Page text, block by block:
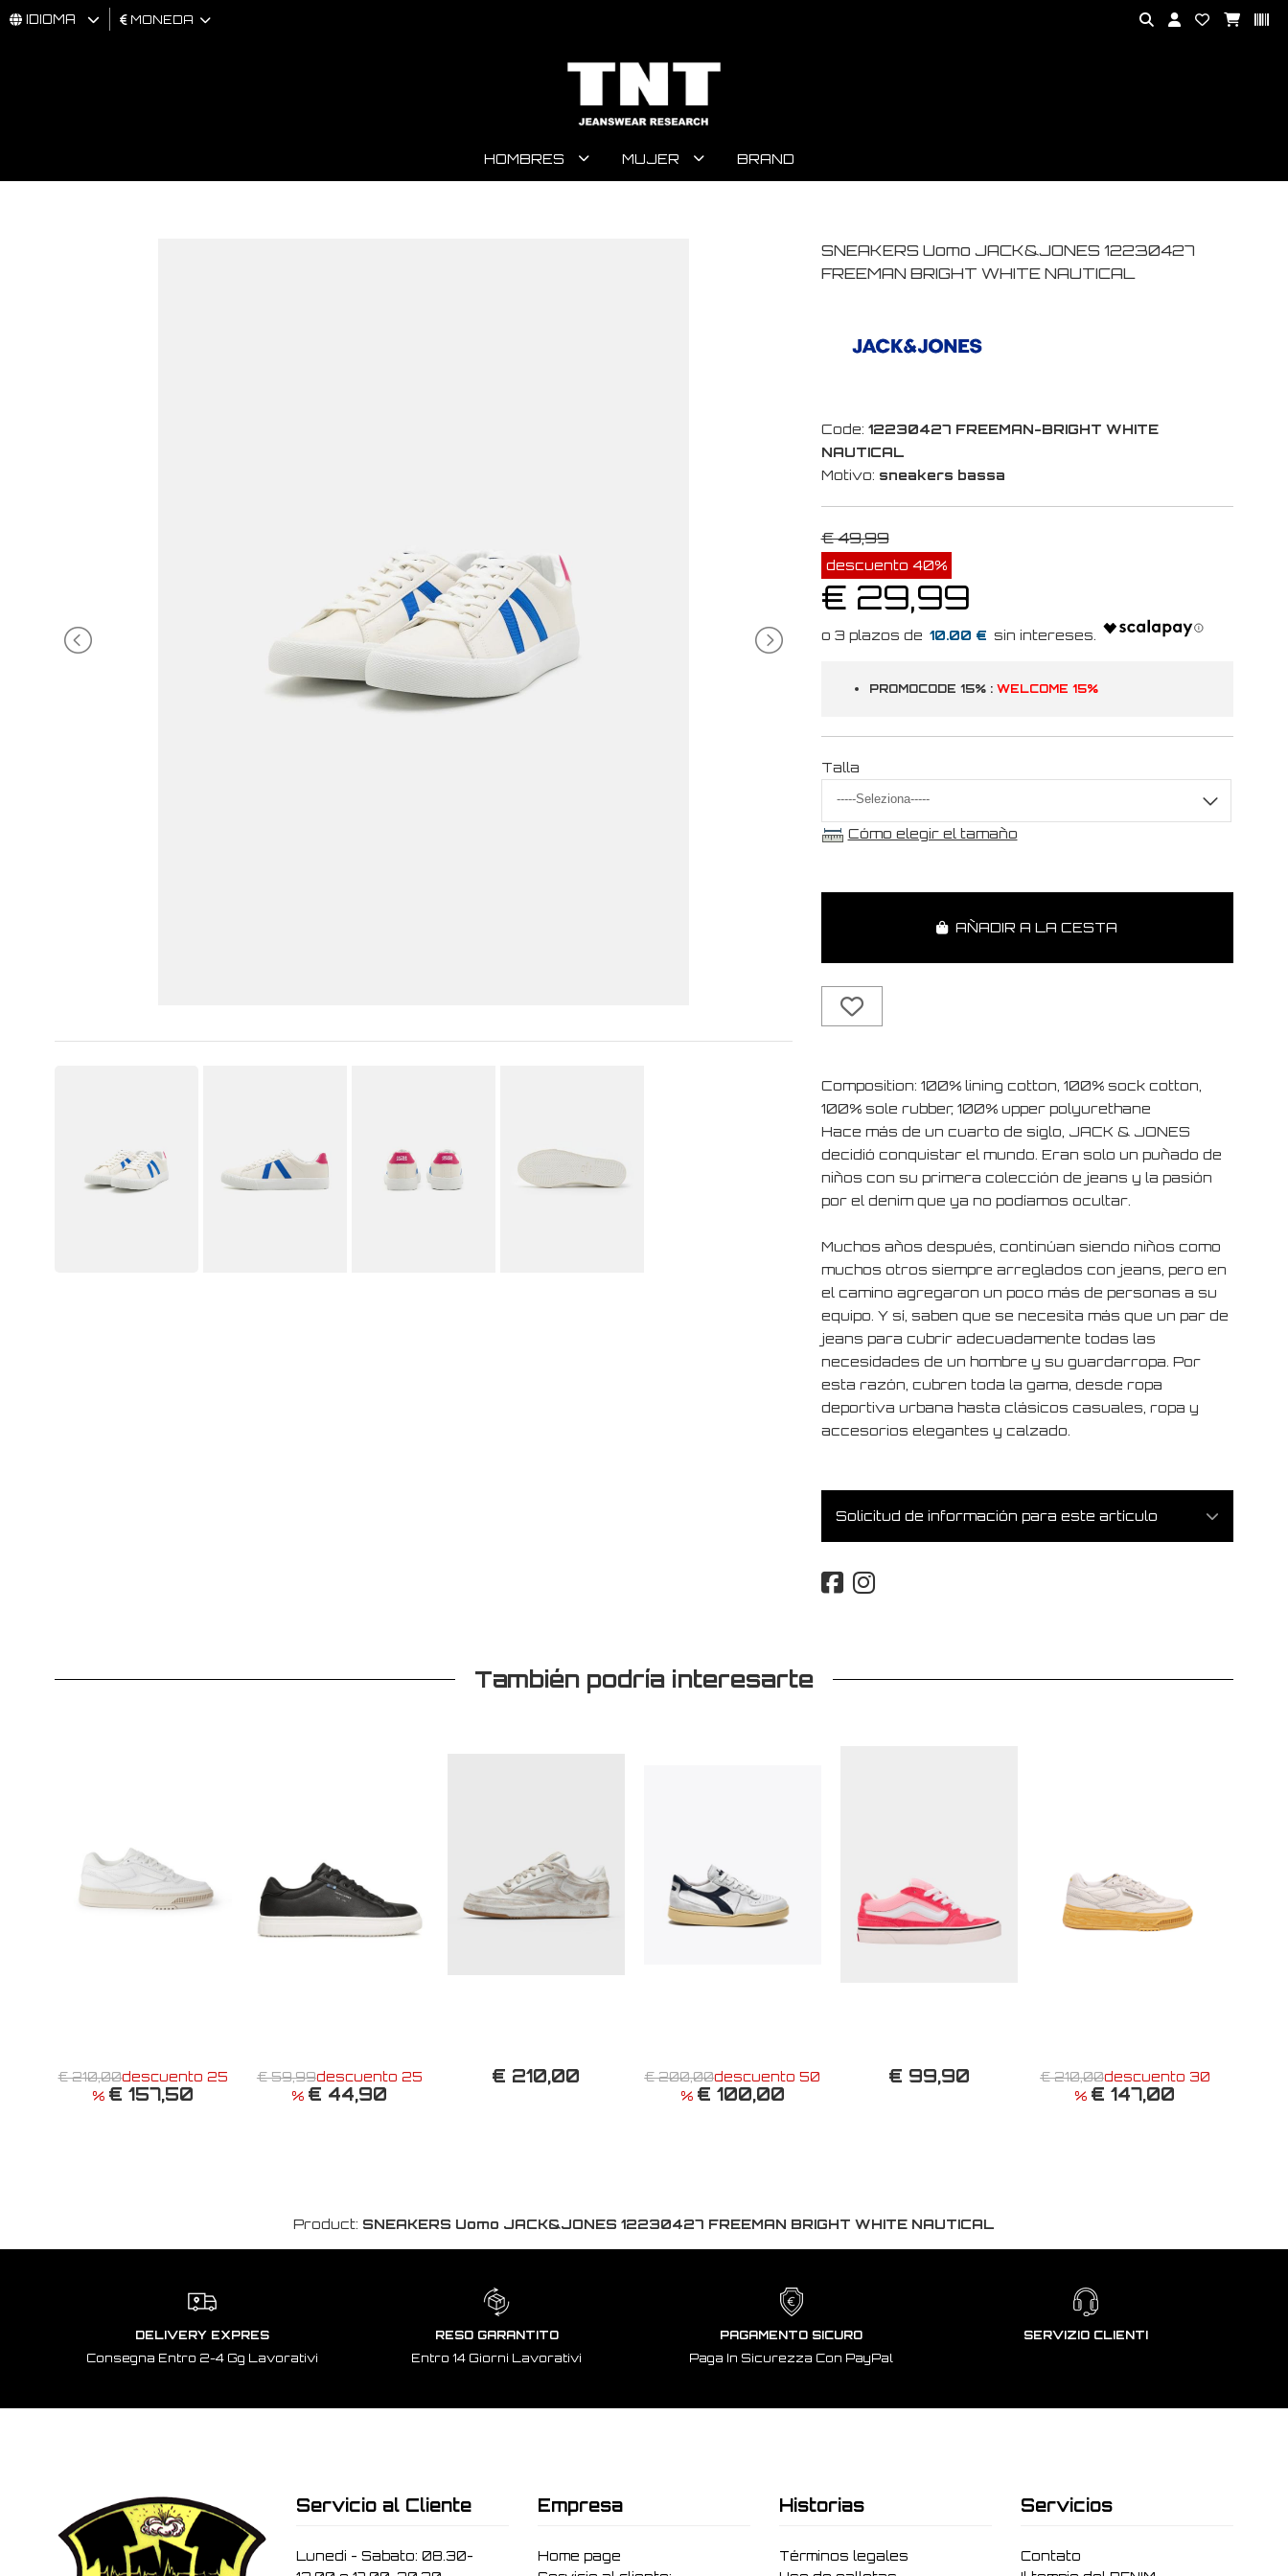
IDIOMA MONEDA
HOMBRES MUJER BRAND
SNEAKERS Uomo JACK&JONES 12230427
FREEMAN BRIGHT WHITE NAUTICAL
Code: 12230427 FREEMAN-BRIGHT WHITE
NAUTICAL
Motivo: sneakers bassa
€ 49,99
descuento 40%
€ 29,99
10.00 €
PROMOCODE 15% : WELCOME 15%
Talla
Cómo elegir el tamaño
AÑADIR A LA CESTA
Composition: 100% lining cotton, 100% sock cotton,
100% sole rubber, 100% upper polyurethane
Hace más de un cuarto de siglo, JACK & JONES
decidió conquistar el mundo. Eran solo un puñado de
niños con su primera colección de jeans y la pasión
por el denim que ya no podíamos ocultar.
Muchos años después, continúan siendo niños como
muchos otros siempre arreglados con jeans, pero en
el camino agregaron un poco más de personas a su
equipo. Y sí, saben que se necesita más que un par de
jeans para cubrir adecuadamente todas las
necesidades de un hombre y su guardarropa. Por
esta razón, cubren toda la gama, desde ropa
deportiva urbana hasta clásicos casuales, ropa y
accesorios elegantes y calzado.
Solicitud de información para este artículo
También podría interesarte
€ 210,00descuento 25
% € 157,50
€ 59,99descuento 25
% € 44,90
€ 210,00 € 200,00descuento 50
% € 100,00
€ 99,90 € 210,00descuento 30
% € 147,00
Product: SNEAKERS Uomo JACK&JONES 12230427 FREEMAN BRIGHT WHITE NAUTICAL
DELIVERY EXPRES
Consegna Entro 2-4 Gg Lavorativi
RESO GARANTITO
Entro 14 Giorni Lavorativi
PAGAMENTO SICURO
Paga In Sicurezza Con PayPal
SERVIZIO CLIENTI
Servicio al Cliente
Lunedi - Sabato: 08.30-
Empresa
Home page
Historias
Términos legales
Servicios
Contato